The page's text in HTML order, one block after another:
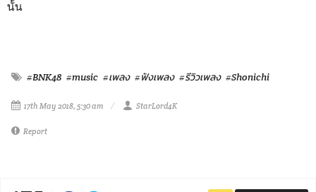
นั้น
#BNK48 #music #เพลง #ฟังเพลง #รีวิวเพลง #Shonichi
17th May 2018, 5:30 am StarLord4K
Report